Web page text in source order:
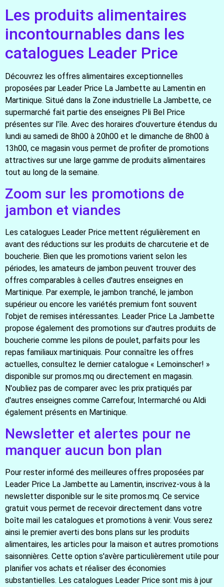
Les produits alimentaires
incontournables dans les
catalogues Leader Price
Découvrez les offres alimentaires exceptionnelles
proposées par Leader Price La Jambette au Lamentin en
Martinique. Situé dans la Zone industrielle La Jambette, ce
supermarché fait partie des enseignes Pli Bel Price
présentes sur l'île. Avec des horaires d'ouverture étendus du
lundi au samedi de 8h00 à 20h00 et le dimanche de 8h00 à
13h00, ce magasin vous permet de profiter de promotions
attractives sur une large gamme de produits alimentaires
tout au long de la semaine.
Zoom sur les promotions de
jambon et viandes
Les catalogues Leader Price mettent régulièrement en
avant des réductions sur les produits de charcuterie et de
boucherie. Bien que les promotions varient selon les
périodes, les amateurs de jambon peuvent trouver des
offres comparables à celles d'autres enseignes en
Martinique. Par exemple, le jambon tranché, le jambon
supérieur ou encore les variétés premium font souvent
l'objet de remises intéressantes. Leader Price La Jambette
propose également des promotions sur d'autres produits de
boucherie comme les pilons de poulet, parfaits pour les
repas familiaux martiniquais. Pour connaître les offres
actuelles, consultez le dernier catalogue « Lemoinscher! »
disponible sur promos.mq ou directement en magasin.
N'oubliez pas de comparer avec les prix pratiqués par
d'autres enseignes comme Carrefour, Intermarché ou Aldi
également présents en Martinique.
Newsletter et alertes pour ne
manquer aucun bon plan
Pour rester informé des meilleures offres proposées par
Leader Price La Jambette au Lamentin, inscrivez-vous à la
newsletter disponible sur le site promos.mq. Ce service
gratuit vous permet de recevoir directement dans votre
boîte mail les catalogues et promotions à venir. Vous serez
ainsi le premier averti des bons plans sur les produits
alimentaires, les articles pour la maison et autres promotions
saisonnières. Cette option s'avère particulièrement utile pour
planifier vos achats et réaliser des économies
substantielles. Les catalogues Leader Price sont mis à jour